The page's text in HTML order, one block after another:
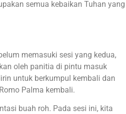
semua kebaikan Tuhan yang
memasuki sesi yang kedua,
oleh panitia di pintu masuk
untuk berkumpul kembali dan
Palma kembali.
buah roh. Pada sesi ini, kita